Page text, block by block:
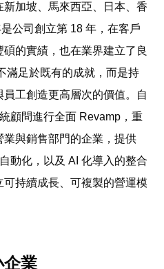
加坡、馬來西亞、日本、香
公司創立第 18 年，在客戶
的實績，也在業界建立了良
滿足於既有的成就，而是持
工創造更高層次的價值。自
顧問進行全面 Revamp，重
與銷售部門的企業，提供
動化，以及 AI 化導入的整合
持續成長、可複製的營運模
企業